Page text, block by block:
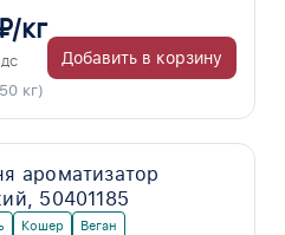
кг
кг)
Добавить в корзину
ароматизатор
50401185
Кошер Веган